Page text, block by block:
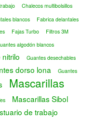
Chalecos multibolsillos
blancos
Fabrica delantales
Fajas Turbo Filtros 3M
algodón blancos
Guantes desechables
dorso lona
Guantes
Mascarillas
Mascarillas Sibol
de trabajo